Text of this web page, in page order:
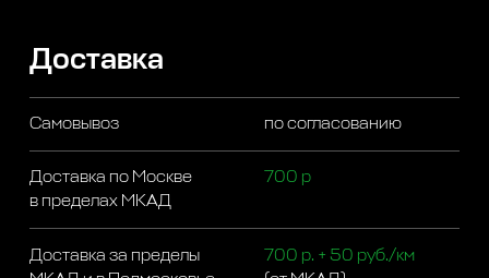
Доставка
Самовывоз по согласованию
Доставка по Москве
в пределах МКАД
700 р
Доставка за пределы
700 р. + 50 руб./км